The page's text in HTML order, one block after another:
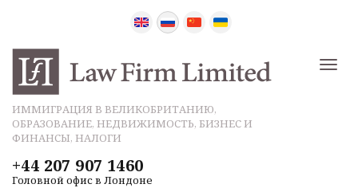
ИММИГРАЦИЯ В ВЕЛИКОБРИТАНИЮ,
ОБРАЗОВАНИЕ, НЕДВИЖИМОСТЬ, БИЗНЕС И
ФИНАНСЫ, НАЛОГИ
+44 207 907 1460
Головной офис в Лондоне